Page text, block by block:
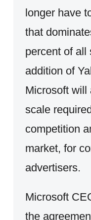
longer have
that
percent of all
addition of
Microsoft will
scale
competition
market, for
advertisers.
Microsoft
the